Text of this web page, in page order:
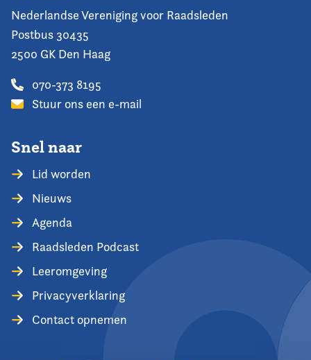
Nederlandse Vereniging voor Raadsleden
Postbus 30435
2500 GK Den Haag
070-373 8195
Stuur ons een e-mail
Snel naar
Lid worden
Nieuws
Agenda
Raadsleden Podcast
Leeromgeving
Privacyverklaring
Contact opnemen